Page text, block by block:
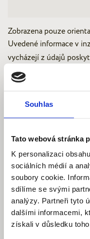
Souhlas
Tato webová stránka
K personalizaci
sociálních médií a
soubory cookie.
sdílíme se svými
analýzy. Partneři tyto
dalšími informacemi,
získali v důsledku
Zobrazena pouze
Uvedené informace v
vycházejí z údajů
Lokalita
Výměra
Elektřina
Voda
Dopravní dostupnost